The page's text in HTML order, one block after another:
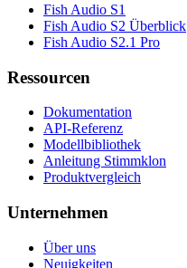
Fish Audio S1
Fish Audio S2 Überblick
Fish Audio S2.1 Pro
Ressourcen
Dokumentation
API-Referenz
Modellbibliothek
Anleitung Stimmklon
Produktvergleich
Unternehmen
Über uns
Neuigkeiten